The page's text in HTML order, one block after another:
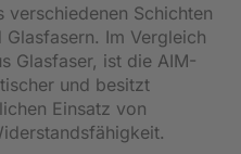
verschiedenen Schichten
Im Vergleich
Glasfaser, ist die AIM-
und besitzt
Einsatz von